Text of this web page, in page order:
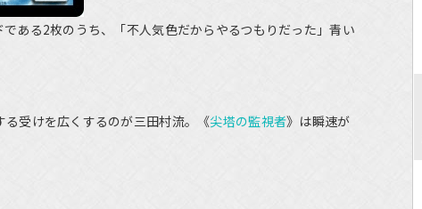
ある2枚のうち、「不人気色だからやるつもりだった」青い
受けを広くするのが三田村流。《尖塔の監視者》は瞬速が